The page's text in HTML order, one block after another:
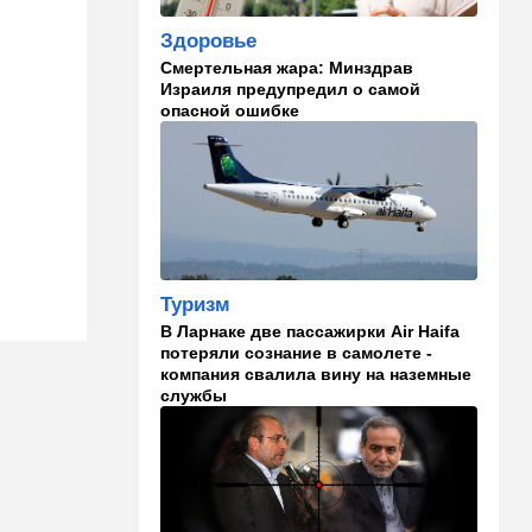
09:57 Технологии
Важнейший совет
экспертов: это может спасти
вас и вашу семью от
стремительно
распространяющейся
угрозы
Мнения
Найдено некоторое решение
09:46 Новости Украины
605 дронов за ночь: в
Ярославле горит НПЗ,
пожары в Тверской и
Курской областях
В мире
Муравейник без самцов и
рабочих: ученые нашли
"общество одних королев"
Здоровье
Смертельная жара: Минздрав
Израиля предупредил о самой
опасной ошибке
Туризм
В Ларнаке две пассажирки Air Haifa
потеряли сознание в самолете -
компания свалила вину на наземные
службы